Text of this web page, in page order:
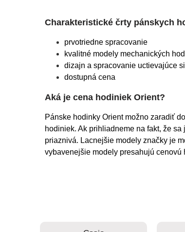
Charakteristické črty pánskych
prvotriedne spracovanie
kvalitné modely mechanických
dizajn a spracovanie uctievajúce
dostupná cena
Aká je cena hodiniek Orient?
Pánske hodinky Orient možno zaradiť
hodiniek. Ak prihliadneme na fakt, že
priaznivá. Lacnejšie modely značky je
vybavenejšie modely presahujú cenovú